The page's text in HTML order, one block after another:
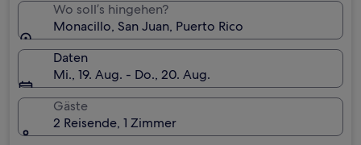
Wo soll’s hingehen?
Monacillo, San Juan, Puerto Rico
Daten
Mi., 19. Aug. - Do., 20. Aug.
Gäste
2 Reisende, 1 Zimmer